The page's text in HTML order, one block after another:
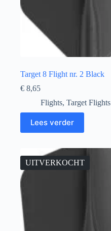
Target 8 Flight nr. 2 Black
€ 8,65
Flights, Target Flights
Lees verder
UITVERKOCHT